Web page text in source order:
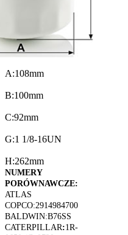
A:108mm
B:100mm
C:92mm
G:1 1/8-16UN
H:262mm
NUMERY
PORÓWNAWCZE:
ATLAS
COPCO:2914984700
BALDWIN:B76SS
CATERPILLAR:1R-